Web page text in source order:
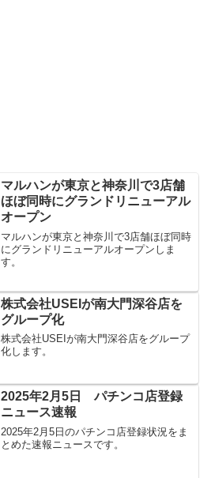
マルハンが東京と神奈川で3店舗
ほぼ同時にグランドリニューアル
オープン
マルハンが東京と神奈川で3店舗ほぼ同時
にグランドリニューアルオープンしま
す。
株式会社USEIが南大門深谷店を
グループ化
株式会社USEIが南大門深谷店をグループ
化します。
2025年2月5日 パチンコ店登録
ニュース速報
2025年2月5日のパチンコ店登録状況をま
とめた速報ニュースです。